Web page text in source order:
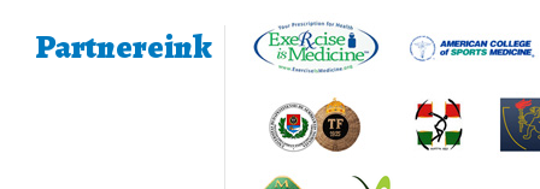
Partnereink